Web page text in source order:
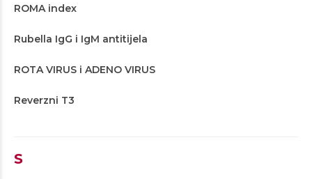
ROMA index
Rubella IgG i IgM antitijela
ROTA VIRUS i ADENO VIRUS
Reverzni T3
S